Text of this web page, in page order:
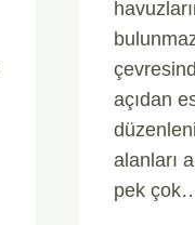
açıdan
alanları
pek